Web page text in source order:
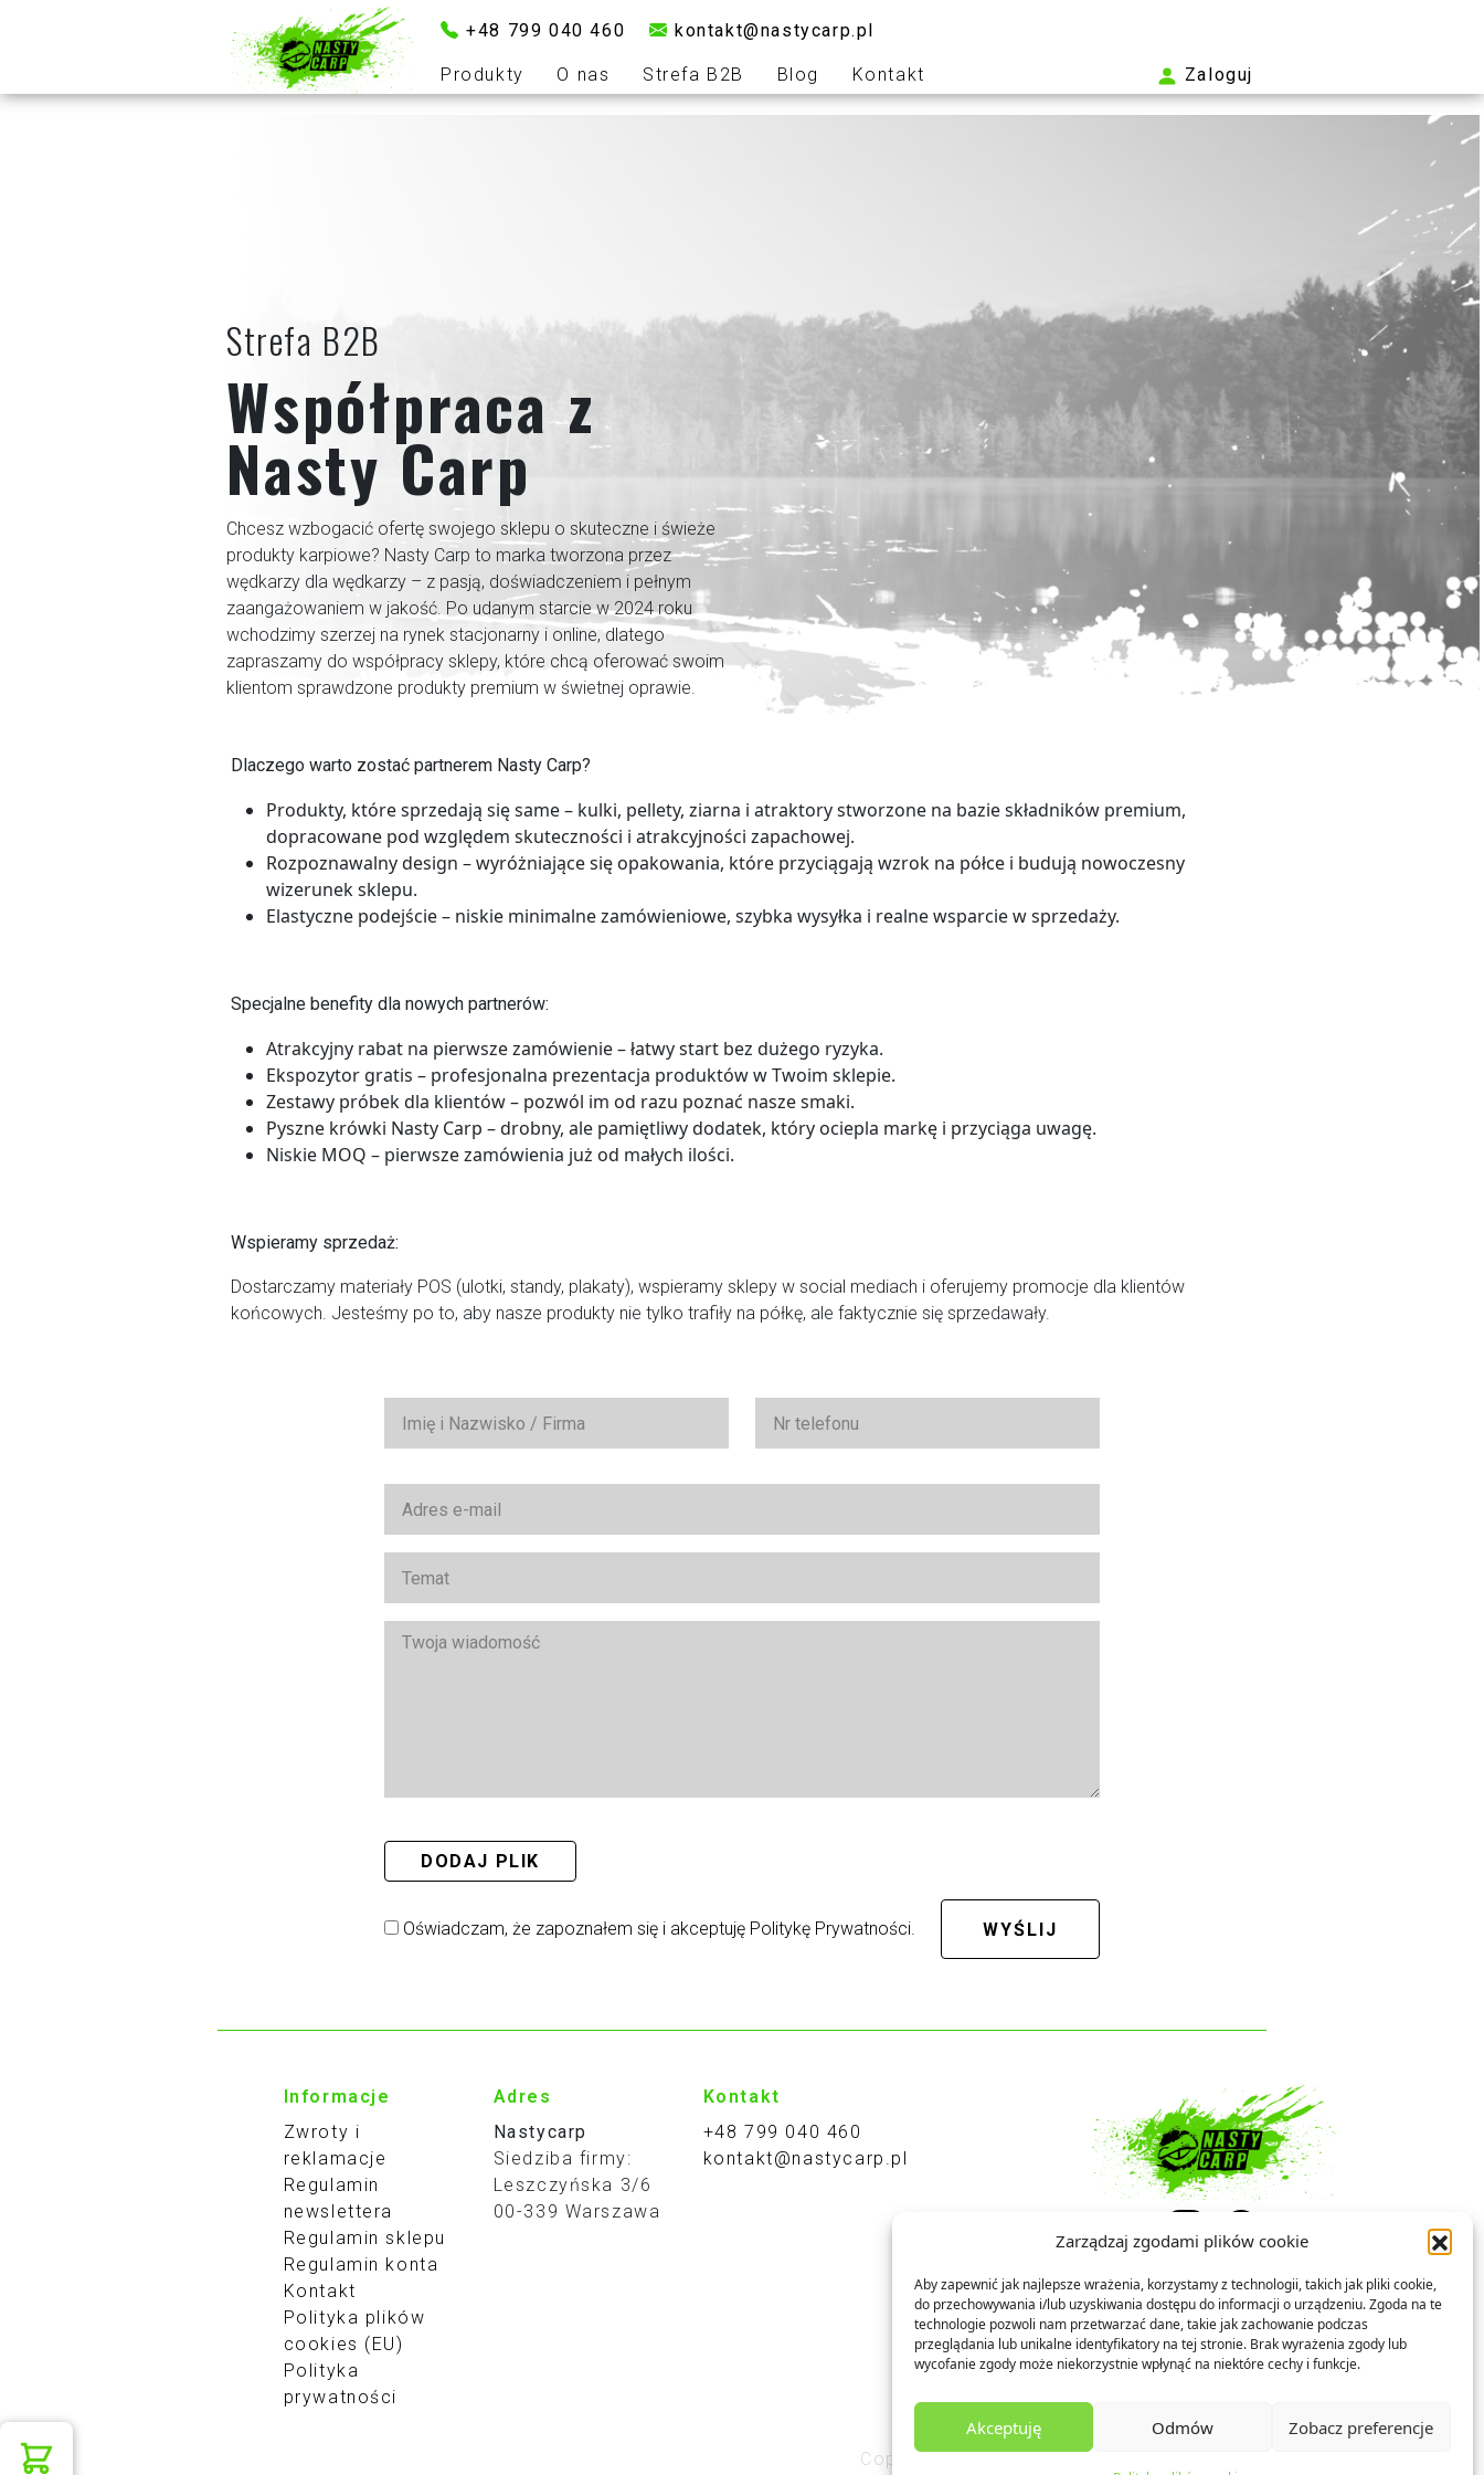
Zarządzaj zgodami plików cookie
Aby zapewnić jak najlepsze wrażenia, korzystamy z technologii, takich jak pliki cookie,
do przechowywania i/lub uzyskiwania dostępu do informacji o urządzeniu. Zgoda na te
technologie pozwoli nam przetwarzać dane, takie jak zachowanie podczas
przeglądania lub unikalne identyfikatory na tej stronie. Brak wyrażenia zgody lub
wycofanie zgody może niekorzystnie wpłynąć na niektóre cechy i funkcje.
Akceptuję Odmów Zobacz preferencje
+48 799 040 460 kontakt@nastycarp.pl
Produkty O nas Strefa B2B Blog Kontakt Zaloguj
Strefa B2B
Współpraca z
Nasty Carp
Chcesz wzbogacić ofertę swojego sklepu o skuteczne i świeże
produkty karpiowe? Nasty Carp to marka tworzona przez
wędkarzy dla wędkarzy – z pasją, doświadczeniem i pełnym
zaangażowaniem w jakość. Po udanym starcie w 2024 roku
wchodzimy szerzej na rynek stacjonarny i online, dlatego
zapraszamy do współpracy sklepy, które chcą oferować swoim
klientom sprawdzone produkty premium w świetnej oprawie.
Dlaczego warto zostać partnerem Nasty Carp?
Produkty, które sprzedają się same– kulki, pellety, ziarna i atraktory stworzone na bazie składników premium,
dopracowane pod względem skuteczności i atrakcyjności zapachowej.
Rozpoznawalny design – wyróżniające się opakowania, które przyciągają wzrok na półce i budują nowoczesny
wizerunek sklepu.
Elastyczne podejście– niskie minimalne zamówieniowe, szybka wysyłka i realne wsparcie w sprzedaży.
Specjalne benefity dla nowych partnerów:
Atrakcyjny rabat na pierwsze zamówienie– łatwy start bez dużego ryzyka.
Ekspozytor gratis – profesjonalna prezentacja produktów w Twoim sklepie.
Zestawy próbek dla klientów– pozwól im od razu poznać nasze smaki.
Pyszne krówki Nasty Carp – drobny, ale pamiętliwy dodatek, który ociepla markę i przyciąga uwagę.
Niskie MOQ – pierwsze zamówienia już od małych ilości.
Wspieramy sprzedaż:
Dostarczamy materiały POS (ulotki, standy, plakaty), wspieramy sklepy w social mediach i oferujemy promocje dla klientów
końcowych. Jesteśmy po to, aby nasze produkty nie tylko trafiły na półkę, ale faktycznie się sprzedawały.
DODAJ PLIK
Oświadczam, że zapoznałem się i akceptuję Politykę Prywatności.
Informacje
Zwroty i
reklamacje
Regulamin
newslettera
Regulamin sklepu
Regulamin konta
Kontakt
Polityka plików
cookies (EU)
Polityka
prywatności
Adres
Nastycarp
Siedziba firmy:
Leszczyńska 3/6
00-339 Warszawa
Kontakt
+48 799 040 460
kontakt@nastycarp.pl
Copyright © 2023 Nasty Carp All rights